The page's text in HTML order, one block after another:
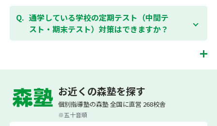
お問合わせください。
お問合わせはこちら
はい、1教科、週1日から受講いただけます。自分から
勉強できる習慣をつけるために最初は1から2教科での
受講をおすすめしております。まずはお気軽にご相談
ください。
通学している学校の定期テスト（中間テ
スト・期末テスト）対策はできますか？
す。森塾では、テスト直前に自分の予定にあわせて、
ちろん、普段習っていない科目（理科・社会など）も
可能です。 普段忙しくてなかなか手が回らない科目
も、テスト前に集中して対策できると好評です。
森塾は、（株）スプリックスが運営する「先生１人に生徒２人まで」で「保護者の
方にも安心の授業料」の塾・個別指導塾です。
小学生は3科目（算数・英語・国語）[個別]とDOJO[集団]、中学生は5科目（数
学・英語・国語・理科・社会）、高校生は7科目（数学・英語・国語[古典・現代
お近くの森塾を探す
個別指導塾の森塾 全国に直営 268校舎
※五十音順